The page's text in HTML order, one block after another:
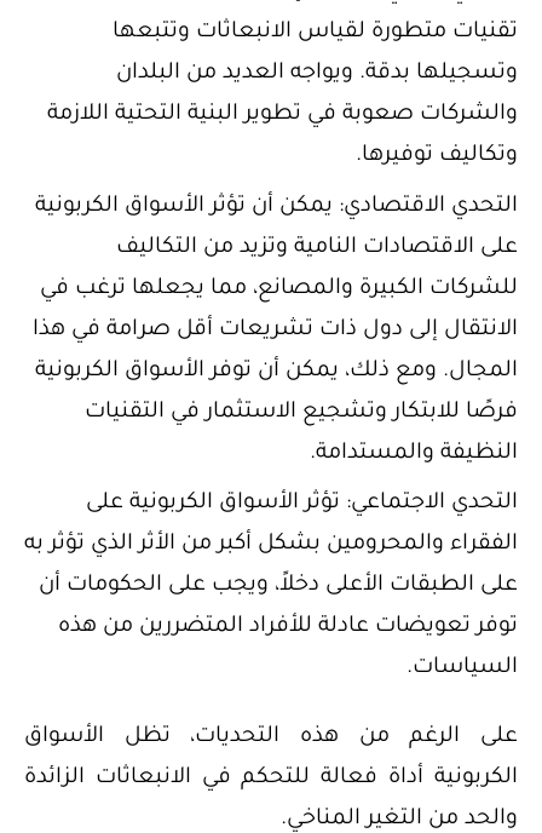
تقنيات متطورة لقياس الانبعاثات وتتبعها
وتسجيلها بدقة. ويواجه العديد من البلدان
والشركات صعوبة في تطوير البنية التحتية اللازمة
وتكاليف توفيرها.
التحدي الاقتصادي: يمكن أن تؤثر الأسواق الكربونية
على الاقتصادات النامية وتزيد من التكاليف
للشركات الكبيرة والمصانع، مما يجعلها ترغب في
الانتقال إلى دول ذات تشريعات أقل صرامة في هذا
المجال. ومع ذلك، يمكن أن توفر الأسواق الكربونية
فرصًا للابتكار وتشجيع الاستثمار في التقنيات
النظيفة والمستدامة.
التحدي الاجتماعي: تؤثر الأسواق الكربونية على
الفقراء والمحرومين بشكل أكبر من الأثر الذي تؤثر به
على الطبقات الأعلى دخلاً، ويجب على الحكومات أن
توفر تعويضات عادلة للأفراد المتضررين من هذه
السياسات.
على الرغم من هذه التحديات، تظل الأسواق
الكربونية أداة فعالة للتحكم في الانبعاثات الزائدة
والحد من التغير المناخي.